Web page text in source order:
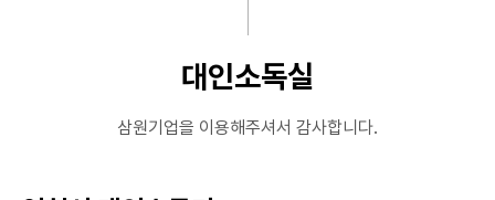
대인소독실
삼원기업을 이용해주셔서 감사합니다.